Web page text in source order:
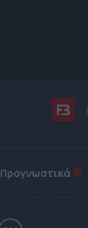
Προγνωστικά